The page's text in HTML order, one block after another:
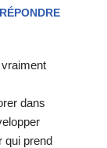
RÉPONDRE
dans
qui prend